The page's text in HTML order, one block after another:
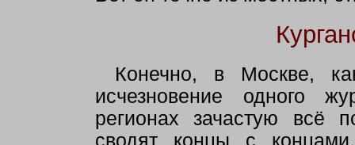
Конечно, в Москве,
исчезновение одного
регионах зачастую всё
сводят концы с